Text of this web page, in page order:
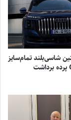
شاسی‌بلند تمام‌سایز